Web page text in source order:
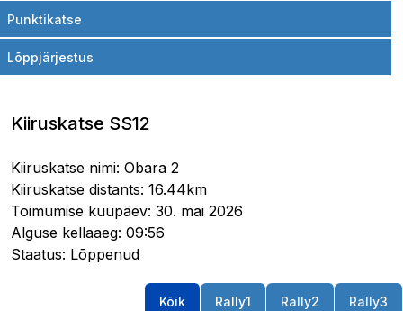
Punktikatse
Lõppjärjestus
Kiiruskatse SS12
Kiiruskatse nimi: Obara 2
Kiiruskatse distants: 16.44km
Toimumise kuupäev: 30. mai 2026
Alguse kellaaeg: 09:56
Staatus: Lõppenud
Kõik Rally1 Rally2 Rally3